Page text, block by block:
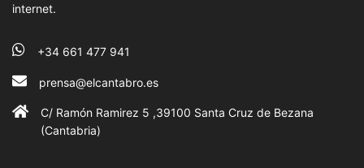
internet.
+34 661 477 941
prensa@elcantabro.es
C/ Ramón Ramirez 5 ,39100 Santa Cruz de Bezana
(Cantabria)